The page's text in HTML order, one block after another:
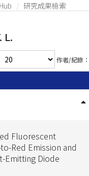
研究成果檢索
L.
作者/紀錄：
Fluorescent
Red Emission and
Emitting Diode